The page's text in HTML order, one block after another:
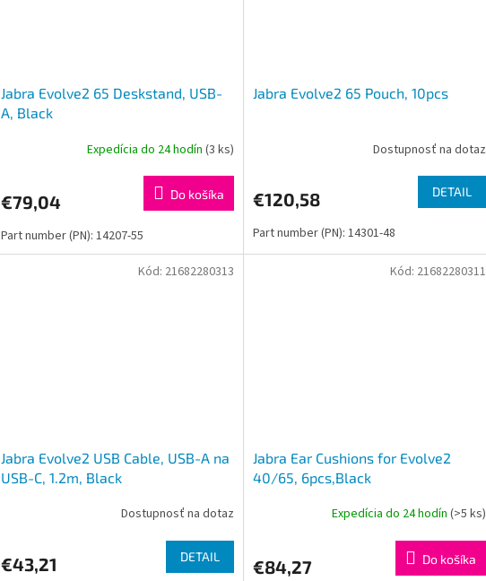
Jabra Evolve2 65 Deskstand, USB-
A, Black
Expedícia do 24 hodín (3 ks)
€79,04 Do košíka
Part number (PN): 14207-55
Jabra Evolve2 65 Pouch, 10pcs
Dostupnosť na dotaz
€120,58 DETAIL
Part number (PN): 14301-48
Jabra Evolve2 USB Cable, USB-A na
USB-C, 1.2m, Black
Dostupnosť na dotaz
€43,21 DETAIL
Kód: 21682280313
Jabra Ear Cushions for Evolve2
40/65, 6pcs,Black
Expedícia do 24 hodín (>5 ks)
€84,27 Do košíka
Kód: 21682280311